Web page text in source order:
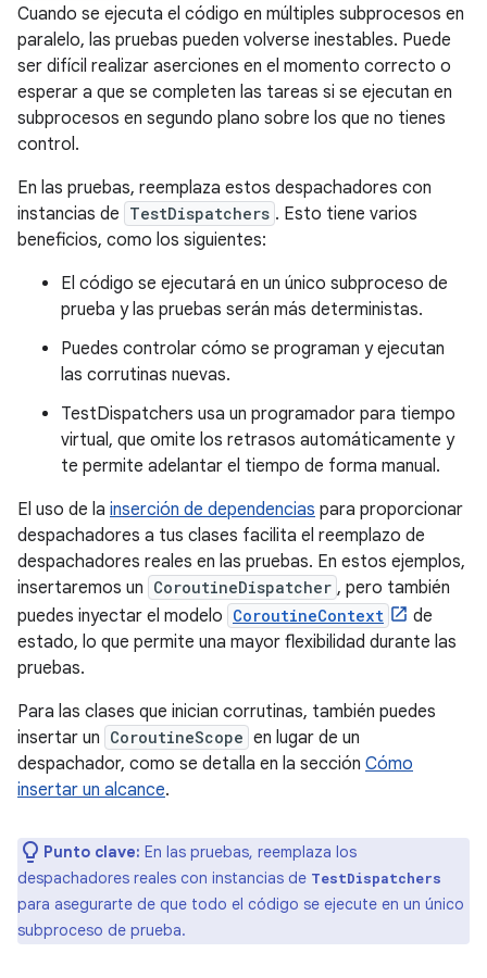
Cuando se ejecuta el código en múltiples subprocesos en
paralelo, las pruebas pueden volverse inestables. Puede
ser difícil realizar aserciones en el momento correcto o
esperar a que se completen las tareas si se ejecutan en
subprocesos en segundo plano sobre los que no tienes
control.
En las pruebas, reemplaza estos despachadores con
instancias de TestDispatchers . Esto tiene varios
beneficios, como los siguientes:
El código se ejecutará en un único subproceso de
prueba y las pruebas serán más deterministas.
Puedes controlar cómo se programan y ejecutan
las corrutinas nuevas.
TestDispatchers usa un programador para tiempo
virtual, que omite los retrasos automáticamente y
te permite adelantar el tiempo de forma manual.
El uso de la inserción de dependencias para proporcionar
despachadores a tus clases facilita el reemplazo de
despachadores reales en las pruebas. En estos ejemplos,
insertaremos un CoroutineDispatcher , pero también
puedes inyectar el modelo CoroutineContext
de
estado, lo que permite una mayor flexibilidad durante las
pruebas.
Para las clases que inician corrutinas, también puedes
insertar un CoroutineScope en lugar de un
despachador, como se detalla en la sección Cómo
insertar un alcance.
Punto clave: En las pruebas, reemplaza los
despachadores reales con instancias de TestDispatchers
para asegurarte de que todo el código se ejecute en un único
subproceso de prueba.